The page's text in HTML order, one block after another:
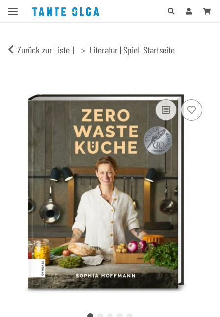
Zurück zur Liste Literatur | Spiel Startseite